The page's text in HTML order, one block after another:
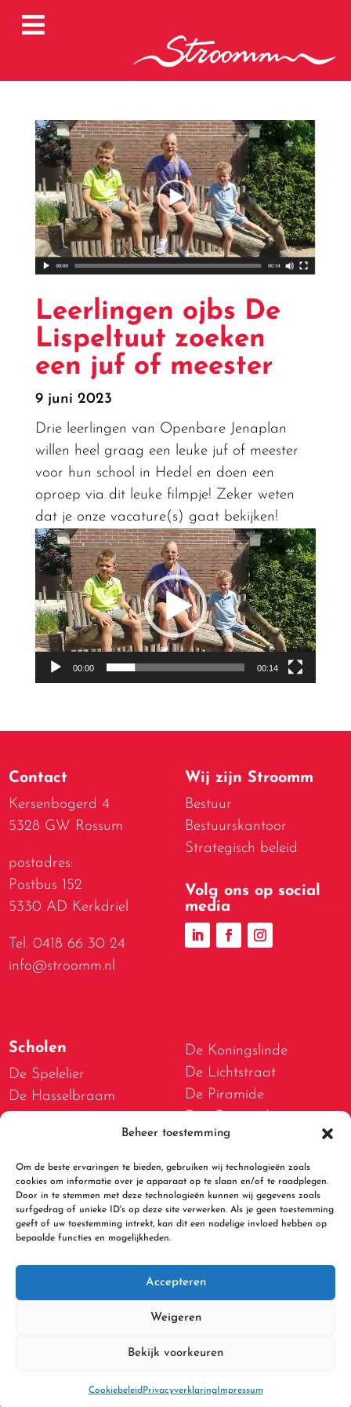
Beheer toestemming
Om de beste ervaringen te bieden, gebruiken wij technologieën zoals
cookies om informatie over je apparaat op te slaan en/of te raadplegen.
Door in te stemmen met deze technologieën kunnen wij gegevens zoals
surfgedrag of unieke ID's op deze site verwerken. Als je geen toestemming
geeft of uw toestemming intrekt, kan dit een nadelige invloed hebben op
bepaalde functies en mogelijkheden.
Accepteren
Weigeren
Bekijk voorkeuren
Cookiebeleid PrivacyverklaringImpressum

Leerlingen ojbs De
Lispeltuut zoeken
een juf of meester
9 juni 2023
Drie leerlingen van Openbare Jenaplan
willen heel graag een leuke juf of meester
voor hun school in Hedel en doen een
oproep via dit leuke filmpje! Zeker weten
dat je onze vacature(s) gaat bekijken!
Videospeler
00:00 00:14
Contact
Kersenbogerd 4
5328 GW Rossum
postadres:
Postbus 152
5330 AD Kerkdriel
Tel. 0418 66 30 24
info@stroomm.nl
Wij zijn Stroomm
Bestuur
Bestuurskantoor
Strategisch beleid
Volg ons op social
media
Scholen
De Spelelier
De Hasselbraam
De Meidoorn
De Tweestromenschool
De Bolster
De Kleine Beer
De Koningslinde
De Lichtstraat
De Piramide
D.W. van Dam van
Brakelschool
De Spelwert
De Walsprong